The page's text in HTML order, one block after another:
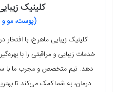
کلینیک
(پوست، مو و
کلینیک زیبایی ماهرخ، با
خدمات زیبایی و مراقبتی را با
دهد. تیم متخصص و مجرب ما با
درمان، به شما کمک می‌کند تا